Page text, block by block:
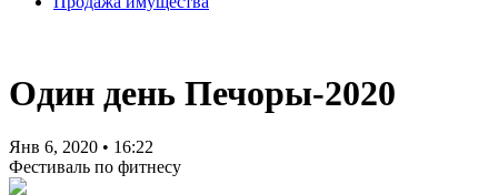
Один день Печоры-2020
Янв 6, 2020 • 16:22
Фестиваль по фитнесу